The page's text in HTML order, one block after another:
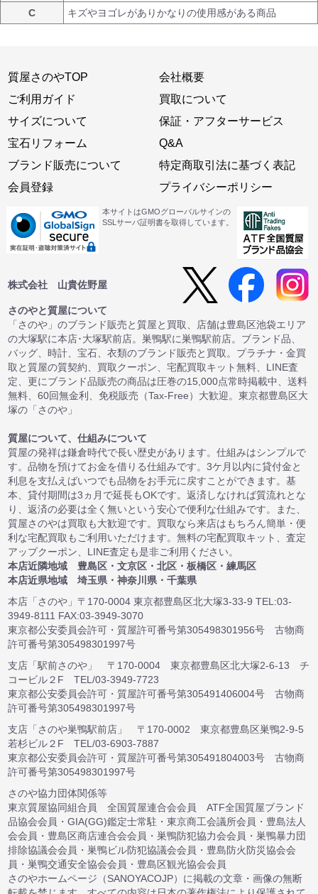
C
キズやヨゴレがありかなりの使用感がある商品
質屋さのやTOP
ご利用ガイド
サイズについて
宝石リフォーム
ブランド販売について
会員登録
会社概要
買取について
保証・アフターサービス
Q&A
特定商取引法に基づく表記
プライバシーポリシー
本サイトはGMOグローバルサインの
SSLサーバ証明書を取得しています。
株式会社 山貴佐野屋
さのやと質屋について
「さのや」のブランド販売と質屋と買取、店舗は豊島区池袋エリア
の大塚駅に本店･大塚駅前店。巣鴨駅に巣鴨駅前店。ブランド品、
バッグ、時計、宝石、衣類のブランド販売と買取。プラチナ・金買
取と質屋の質契約、買取クーポン、宅配買取キット無料、LINE査
定、更にブランド品販売の商品は圧巻の15,000点常時掲載中、送料
無料、60回無金利、免税販売（Tax-Free）大歓迎。東京都豊島区大
塚の「さのや」
質屋について、仕組みについて
質屋の発祥は鎌倉時代で長い歴史があります。仕組みはシンプルで
す。品物を預けてお金を借りる仕組みです。3ケ月以内に貸付金と
利息を支払えばいつでも品物をお手元に戻すことができます。基
本、貸付期間は3ヵ月で延長もOKです。返済しなければ質流れとな
り、返済の必要は全く無いという安心で便利な仕組みです。また、
質屋さのやは買取も大歓迎です。買取なら来店はもちろん簡単・便
利な宅配買取もご利用いただけます。無料の宅配買取キット、査定
アップクーポン、LINE査定も是非ご利用ください。
本店近隣地域 豊島区・文京区・北区・板橋区・練馬区
本店近県地域 埼玉県・神奈川県・千葉県
本店「さのや」〒170-0004 東京都豊島区北大塚3-33-9 TEL:03-
3949-8111 FAX:03-3949-3070
東京都公安委員会許可・質屋許可番号第305498301956号 古物商
許可番号第305498301997号
支店「駅前さのや」 〒170-0004 東京都豊島区北大塚2-6-13 チ
コービル２F TEL/03-3949-7723
東京都公安委員会許可・質屋許可番号第305491406004号 古物商
許可番号第305498301997号
支店「さのや巣鴨駅前店」 〒170-0002 東京都豊島区巣鴨2-9-5
若杉ビル２F TEL/03-6903-7887
東京都公安委員会許可・質屋許可番号第305491804003号 古物商
許可番号第305498301997号
さのや協力団体関係等
東京質屋協同組合員 全国質屋連合会会員 ATF全国質屋ブランド
品協会会員・GIA(GG)鑑定士常駐・東京商工会議所会員・豊島法人
会会員・豊島区商店連合会会員・巣鴨防犯協力会会員・巣鴨暴力団
排除協議会会員・巣鴨ビル防犯協議会会員・豊島防火防災協会会
員・巣鴨交通安全協会会員・豊島区観光協会会員
さのやホームページ（SANOYACOJP）に掲載の文章・画像の無断